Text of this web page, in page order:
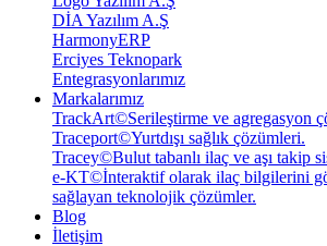
DİA Yazılım A.Ş
HarmonyERP
Erciyes Teknopark
Entegrasyonlarımız
Markalarımız
TrackArt©Serileştirme ve agregasyon
Traceport©Yurtdışı sağlık çözümleri.
Tracey©Bulut tabanlı ilaç ve aşı takip
e-KT©İnteraktif olarak ilaç bilgilerini
sağlayan teknolojik çözümler.
Blog
İletişim